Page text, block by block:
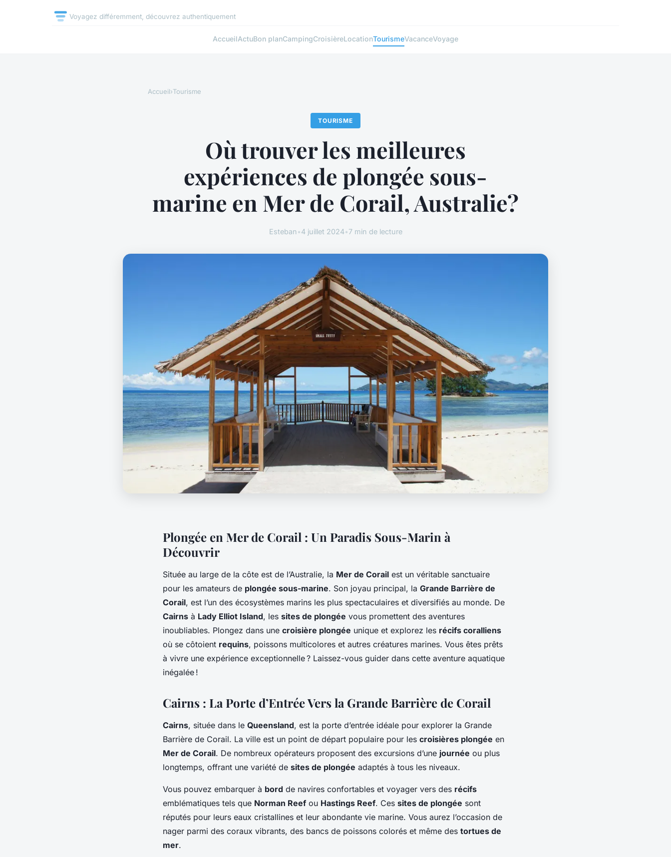
Voyagez différemment, découvrez authentiquement
AccueilActuBon planCampingCroisièreLocationTourismeVacanceVoyage
Accueil›Tourisme
TOURISME
Où trouver les meilleures
expériences de plongée sous-
marine en Mer de Corail, Australie?
Esteban•4 juillet 2024•7 min de lecture
Plongée en Mer de Corail : Un Paradis Sous-Marin à
Découvrir
Située au large de la côte est de l’Australie, la Mer de Corail est un véritable sanctuaire
pour les amateurs de plongée sous-marine. Son joyau principal, la Grande Barrière de
Corail, est l’un des écosystèmes marins les plus spectaculaires et diversifiés au monde. De
Cairns à Lady Elliot Island, les sites de plongée vous promettent des aventures
inoubliables. Plongez dans une croisière plongée unique et explorez les récifs coralliens
où se côtoient requins, poissons multicolores et autres créatures marines. Vous êtes prêts
à vivre une expérience exceptionnelle ? Laissez-vous guider dans cette aventure aquatique
inégalée !
Cairns : La Porte d’Entrée Vers la Grande Barrière de Corail
Cairns, située dans le Queensland, est la porte d’entrée idéale pour explorer la Grande
Barrière de Corail. La ville est un point de départ populaire pour les croisières plongée en
Mer de Corail. De nombreux opérateurs proposent des excursions d’une journée ou plus
longtemps, offrant une variété de sites de plongée adaptés à tous les niveaux.
Vous pouvez embarquer à bord de navires confortables et voyager vers des récifs
emblématiques tels que Norman Reef ou Hastings Reef. Ces sites de plongée sont
réputés pour leurs eaux cristallines et leur abondante vie marine. Vous aurez l’occasion de
nager parmi des coraux vibrants, des bancs de poissons colorés et même des tortues de
mer.